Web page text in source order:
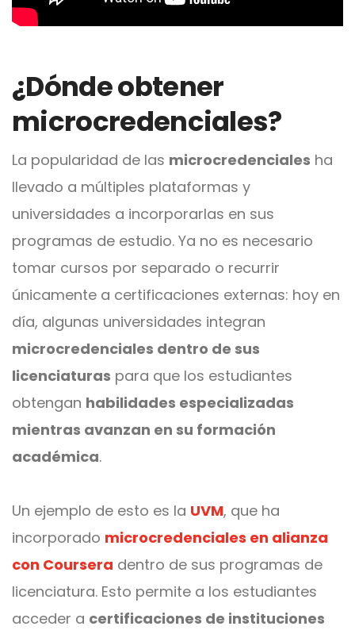
¿Dónde obtener
microcredenciales?
La popularidad de las microcredenciales ha
llevado a múltiples plataformas y
universidades a incorporarlas en sus
programas de estudio. Ya no es necesario
tomar cursos por separado o recurrir
únicamente a certificaciones externas: hoy en
día, algunas universidades integran
microcredenciales dentro de sus
licenciaturas para que los estudiantes
obtengan habilidades especializadas
mientras avanzan en su formación
académica.
Un ejemplo de esto es la UVM, que ha
incorporado microcredenciales en alianza
con Coursera dentro de sus programas de
licenciatura. Esto permite a los estudiantes
acceder a certificaciones de instituciones